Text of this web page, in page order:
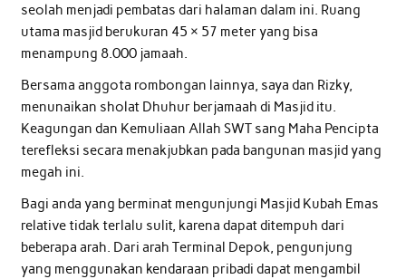
seolah menjadi pembatas dari halaman dalam ini. Ruang
utama masjid berukuran 45 × 57 meter yang bisa
menampung 8.000 jamaah.
Bersama anggota rombongan lainnya, saya dan Rizky,
menunaikan sholat Dhuhur berjamaah di Masjid itu.
Keagungan dan Kemuliaan Allah SWT sang Maha Pencipta
terefleksi secara menakjubkan pada bangunan masjid yang
megah ini.
Bagi anda yang berminat mengunjungi Masjid Kubah Emas
relative tidak terlalu sulit, karena dapat ditempuh dari
beberapa arah. Dari arah Terminal Depok, pengunjung
yang menggunakan kendaraan pribadi dapat mengambil